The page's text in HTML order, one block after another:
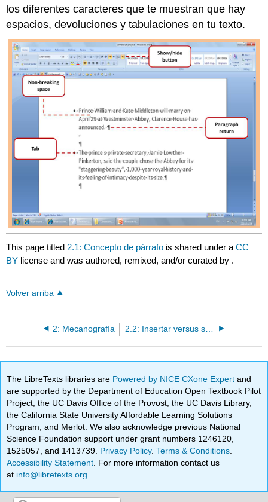
los diferentes caracteres que te muestran que hay
espacios, devoluciones y tabulaciones en tu texto.
This page titled2.1: Concepto de párrafo is shared under aCC
BY license and was authored, remixed, and/or curated by .
Volver arriba
2: Mecanografía
The LibreTexts libraries are Powered by NICE CXone Expertand
are supported by the Department of Education Open Textbook Pilot
Project, the UC Davis Office of the Provost, the UC Davis Library,
the California State University Affordable Learning Solutions
Program, and Merlot. We also acknowledge previous National
Science Foundation support under grant numbers 1246120,
1525057, and 1413739. Privacy Policy.Terms & Conditions
Accessibility Statement . For more information contact us
at info@libretexts.org